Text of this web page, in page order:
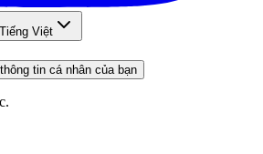
Tiếng Việt
tin cá nhân của bạn